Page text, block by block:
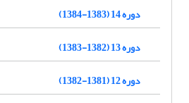
دوره 14 (1383-1384)
دوره 13 (1382-1383)
دوره 12 (1381-1382)